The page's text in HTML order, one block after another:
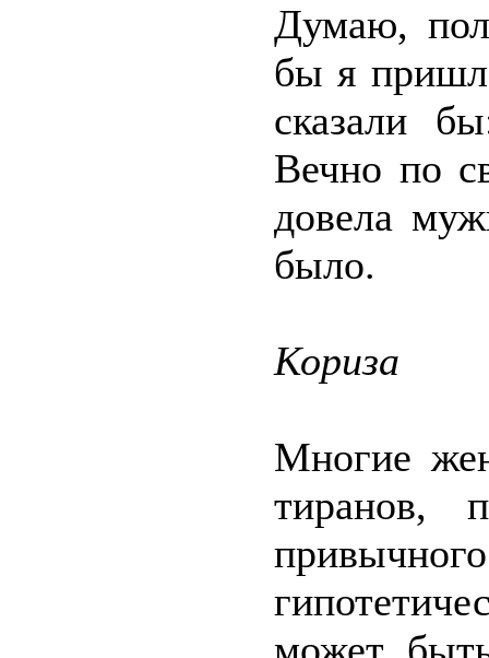
Думаю,
бы я
сказали
Вечно по
довела
было.
Кориза
Многие
тиранов,